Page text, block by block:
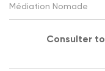
Médiation Nomade
Consulter